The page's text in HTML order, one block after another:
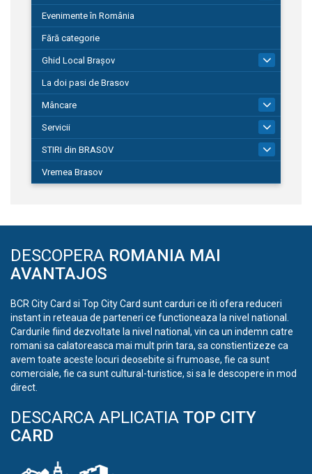
Evenimente în România
Fără categorie
Ghid Local Brașov
La doi pasi de Brasov
Mâncare
Servicii
STIRI din BRASOV
Vremea Brasov
DESCOPERA ROMANIA MAI
AVANTAJOS
BCR City Card si Top City Card sunt carduri ce iti ofera reduceri
instant in reteaua de parteneri ce functioneaza la nivel national.
Cardurile fiind dezvoltate la nivel national, vin ca un indemn catre
romani sa calatoreasca mai mult prin tara, sa constientizeze ca
avem toate aceste locuri deosebite si frumoase, fie ca sunt
comerciale, fie ca sunt cultural-turistice, si sa le descopere in mod
direct.
DESCARCA APLICATIA TOP CITY
CARD